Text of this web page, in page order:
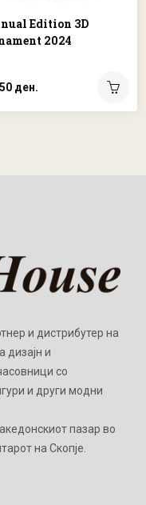
Edition 3D
2024
ден.
и дистрибутер на
дизајн и
со
и други модни
пазар во
на Скопје.